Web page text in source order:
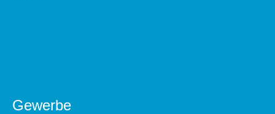
Gewerbe